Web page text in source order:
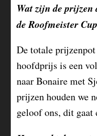
Wat zijn de
de Roofmeister
De totale
hoofdprijs is een
naar Bonaire met
prijzen houden we
geloof ons, dit